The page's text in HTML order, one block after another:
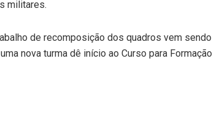
militares.
de recomposição dos quadros vem
nova turma dê início ao Curso para